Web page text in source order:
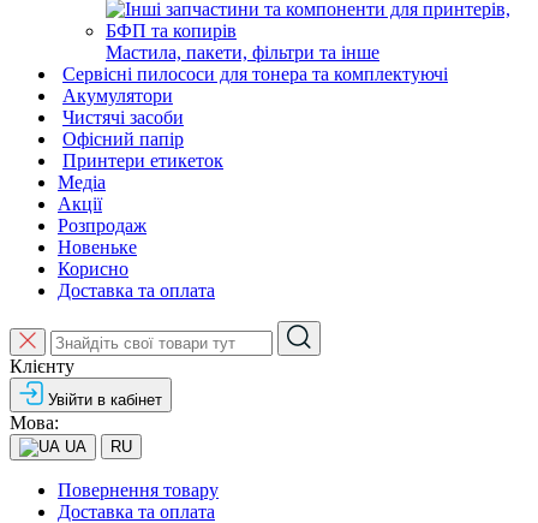
Мастила, пакети, фільтри та інше
Сервісні пилососи для тонера та комплектуючі
Акумулятори
Чистячі засоби
Офісний папір
Принтери етикеток
Медіа
Акції
Розпродаж
Новеньке
Корисно
Доставка та оплата
Клієнту
Увійти в кабінет
Мова:
UA RU
Повернення товару
Доставка та оплата